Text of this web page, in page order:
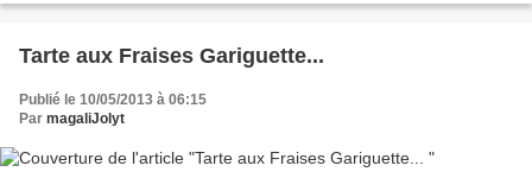
Tarte aux Fraises Gariguette...
Publié le 10/05/2013 à 06:15
Par magaliJolyt